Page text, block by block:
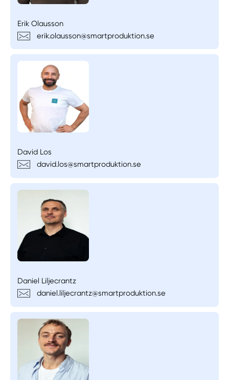
Erik Olausson
erik.olausson@smartproduktion.se
David Los
david.los@smartproduktion.se
Daniel Liljecrantz
daniel.liljecrantz@smartproduktion.se